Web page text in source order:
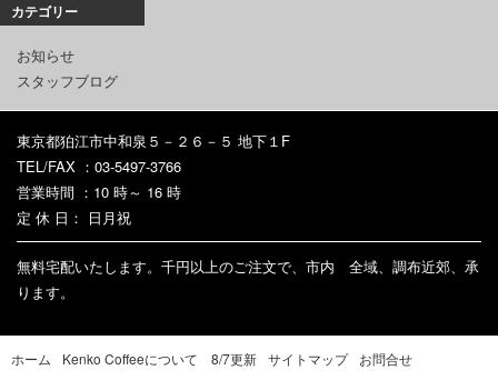
カテゴリー
お知らせ
スタッフブログ
東京都狛江市中和泉５－２６－５ 地下１F
TEL/FAX ：03-5497-3766
営業時間 ：10 時～ 16 時
定 休 日： 日月祝
無料宅配いたします。千円以上のご注文で、市内 全域、調布近郊、承
ります。
ホーム Kenko Coffeeについて 8/7更新 サイトマップ お問合せ